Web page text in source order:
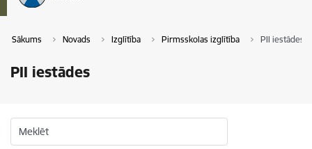
Sākums Novads Izglītība Pirmsskolas izglītība PII iestādes
PII iestādes
Meklēt